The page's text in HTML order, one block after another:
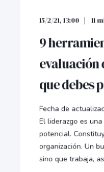
15/2/21, 13:00 11
9
evaluación
que debes
Fecha de
El liderazgo es
potencial.
organización. Un
sino que trabaja,